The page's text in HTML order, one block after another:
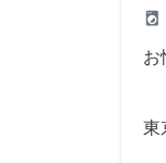
local_laundry_service
お
東